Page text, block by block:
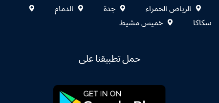
الرياض الحمراء جدة
الدمام
سكاكا
خميس مشيط
حمل تطبيقنا على